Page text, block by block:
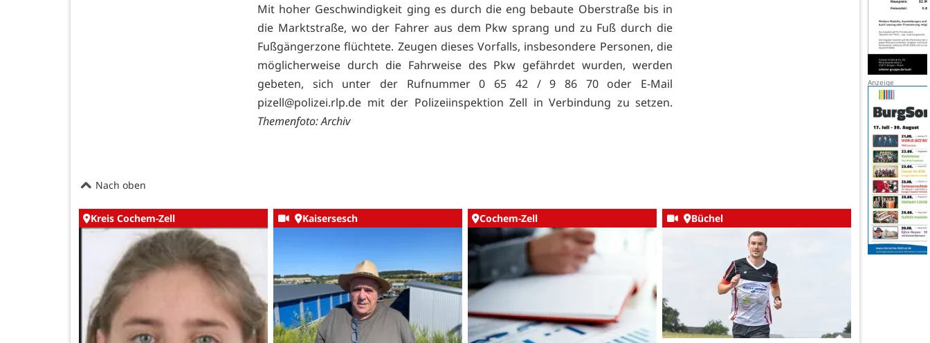
Mit hoher Geschwindigkeit ging es durch die eng bebaute Oberstraße bis in
die Marktstraße, wo der Fahrer aus dem Pkw sprang und zu Fuß durch die
Fußgängerzone flüchtete. Zeugen dieses Vorfalls, insbesondere Personen, die
möglicherweise durch die Fahrweise des Pkw gefährdet wurden, werden
gebeten, sich unter der Rufnummer 0 65 42 / 9 86 70 oder E-Mail
pizell@polizei.rlp.de mit der Polizeiinspektion Zell in Verbindung zu setzen.
Themenfoto: Archiv
Nach oben
Kreis Cochem-Zell Kaisersesch Cochem-Zell Büchel